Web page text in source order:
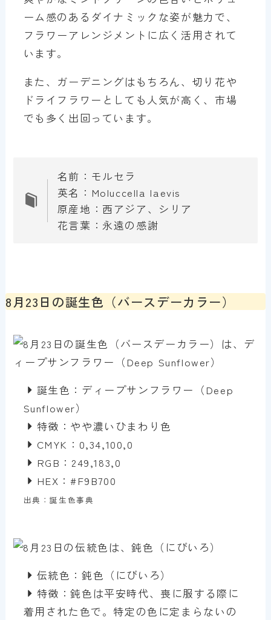
ーム感のあるダイナミックな姿が魅力で、
フラワーアレンジメントに広く活用されて
います。
また、ガーデニングはもちろん、切り花や
ドライフラワーとしても人気が高く、市場
でも多く出回っています。
名前：モルセラ
英名：Moluccella laevis
原産地：西アジア、シリア
花言葉：永遠の感謝
8月23日の誕生色（バースデーカラー）
誕生色：ディープサンフラワー（Deep
Sunflower）
特徴：やや濃いひまわり色
CMYK：0,34,100,0
RGB：249,183,0
HEX：#F9B700
出典：誕生色事典
伝統色：鈍色（にびいろ）
特徴：鈍色は平安時代、喪に服する際に
着用された色で。特定の色に定まらないの